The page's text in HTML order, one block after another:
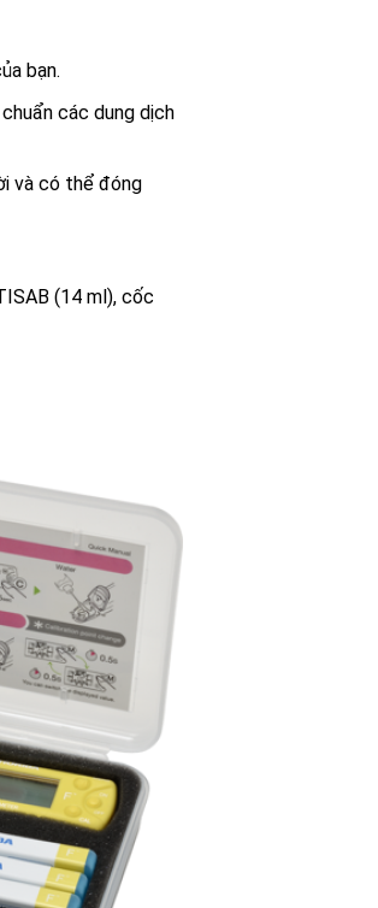
bạn.
các dung dịch
và có thể đóng
(14 ml), cốc